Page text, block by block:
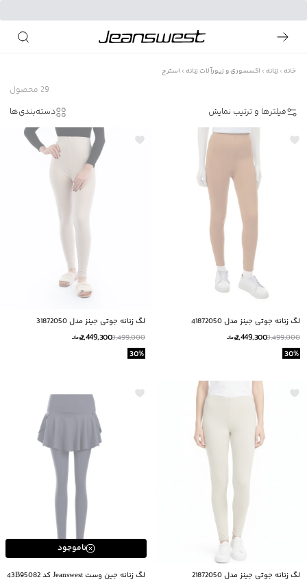
خانه زنانه اکسسوری و زیورآلات زنانه استرج
29 محصول
فیلترها و ترتیب نمایش
دسته‌بندی‌ها
لگ زنانه جوتی جینز مدل 41872050
3,499,000
2,449,300تومانــ
30%
لگ زنانه جوتی جینز مدل 31872050
3,499,000
2,449,300تومانــ
30%
لگ زنانه جوتی جینز مدل 21872050
ناموجود
لگ زنانه جین وست Jeanswest کد 43B95082